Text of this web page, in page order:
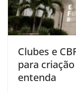
Clubes e
para
entenda